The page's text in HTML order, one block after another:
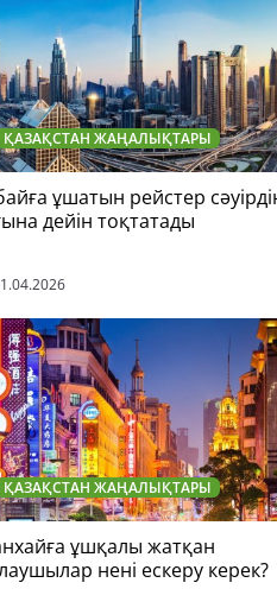
ҚАЗАҚСТАН ЖАҢАЛЫҚТАРЫ
ұшатын рейстер
дейін тоқтатады
ҚАЗАҚСТАН ЖАҢАЛЫҚТАРЫ
ұшқалы жатқан
нені ескеру керек?